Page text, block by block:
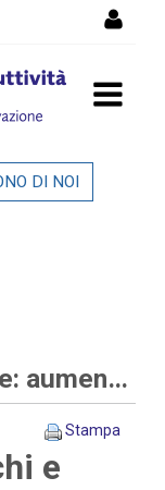
DI NOI
Proprietà intellettuale: aumentano le richieste delle aziende allo sportello del CPV
Stampa
e